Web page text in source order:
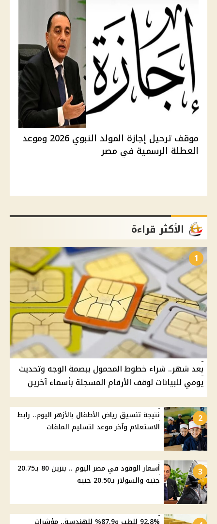
موقف ترحيل إجازة المولد النبوي 2026 وموعد
العطلة الرسمية في مصر
الأكثر قراءة
1
بعد شهر.. شراء خطوط المحمول ببصمة الوجه وتحديث
يومي للبيانات لوقف الأرقام المسجلة بأسماء آخرين
2
نتيجة تنسيق رياض الأطفال بالأزهر اليوم.. رابط
الاستعلام وآخر موعد لتسليم الملفات
3
أسعار الوقود في مصر اليوم .. بنزين 80 بـ20.75
جنيه والسولار بـ20.50 جنيه